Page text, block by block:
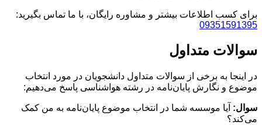
برای کسب اطلاعات بیشتر و مشاوره رایگان، با ما تماس بگیرید:
09351591395
سوالات متداول
در اینجا به برخی از سوالات متداول دانشجویان در مورد انتخاب
موضوع و نگارش پایان‌نامه در رشته هواشناسی پاسخ می‌دهیم:
سوال: آیا موسسه شما در انتخاب موضوع پایان‌نامه به من کمک
می‌کند؟